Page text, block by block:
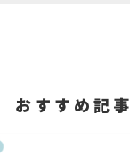
おすすめ記事